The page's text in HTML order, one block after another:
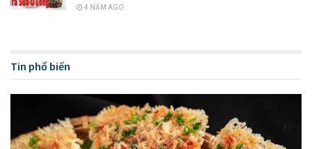
4 NĂM AGO
Tin phổ biến